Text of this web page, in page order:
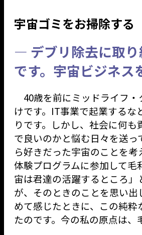
宇宙ゴミをお掃除する
— デブリ除去に取
です。宇宙ビジネ
40歳を前にミッドライフ
けです。IT事業で起業する
りです。しかし、社会に何
で良いのかと悩む日々を送
ら好きだった宇宙のことを
体験プログラムに参加して
宙は君達の活躍するところ
が、そのときのことを思い
めて感じたときに、この純
たのです。今の私の原点は